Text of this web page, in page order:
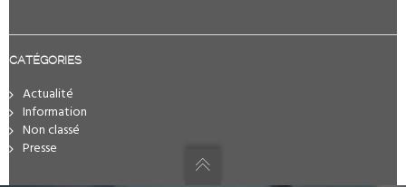
CATÉGORIES
Actualité
Information
Non classé
Presse